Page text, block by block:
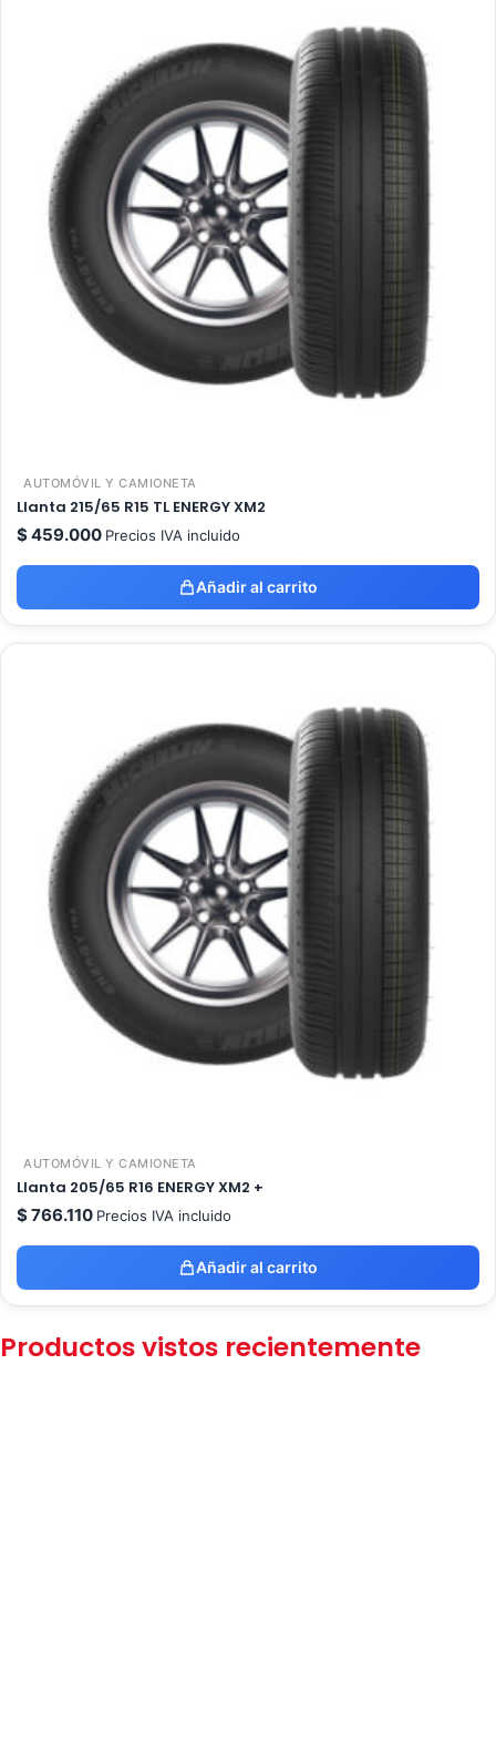
AUTOMÓVIL Y CAMIONETA
Llanta 215/65 R15 TL ENERGY XM2
$459.000 Precios IVA incluido
Añadir al carrito
AUTOMÓVIL Y CAMIONETA
Llanta 205/65 R16 ENERGY XM2 +
$766.110 Precios IVA incluido
Añadir al carrito
Productos vistos recientemente